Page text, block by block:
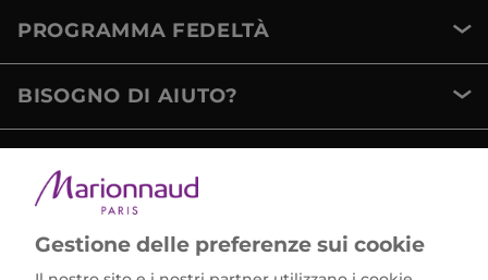
PROGRAMMA FEDELTÀ
BISOGNO DI AIUTO?
Gestione delle preferenze sui cookie